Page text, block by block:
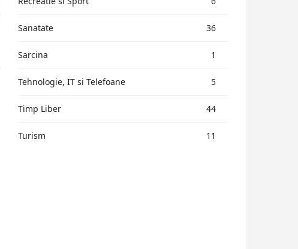
Sanatate 36
Sarcina 1
Tehnologie, IT si Telefoane 5
Timp Liber 44
Turism 11